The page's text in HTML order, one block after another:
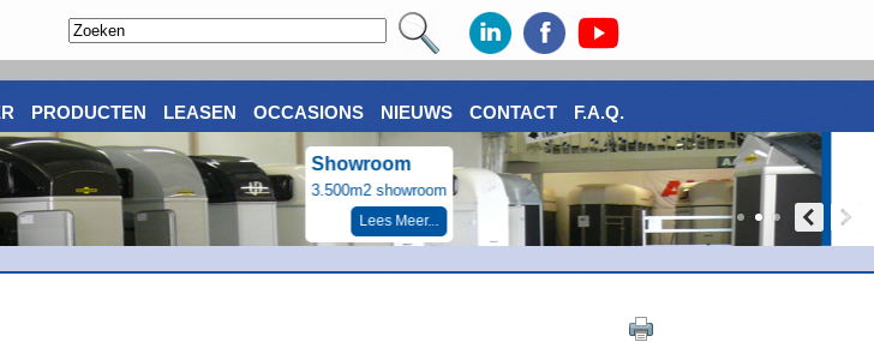
Aanbiedingen
Scherpe aktieprijzen!
Lees Meer...
PRODUCTEN LEASEN OCCASIONS NIEUWS CONTACT F.A.Q.